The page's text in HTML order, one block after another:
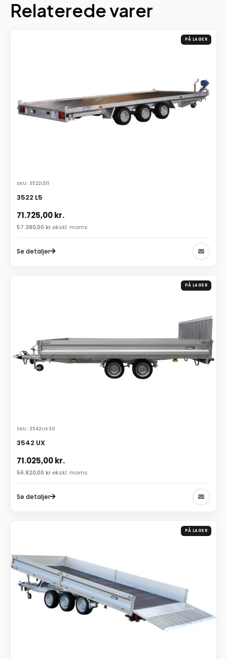
Relaterede varer
PÅ LAGER
SKU: 3522L511
3522 L5
71.725,00kr.
57.380,00 kr.ekskl. moms
Se detaljer
PÅ LAGER
SKU: 3542UX30
3542 UX
71.025,00kr.
56.820,00 kr.ekskl. moms
Se detaljer
PÅ LAGER